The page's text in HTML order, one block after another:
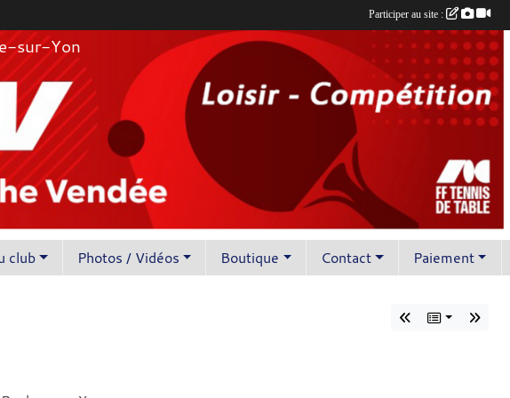
sur-Yon
club Photos / Vidéos Boutique Contact Paiement
Participer au site :